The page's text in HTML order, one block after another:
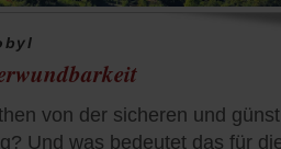
von der sicheren und
Und was bedeutet das für